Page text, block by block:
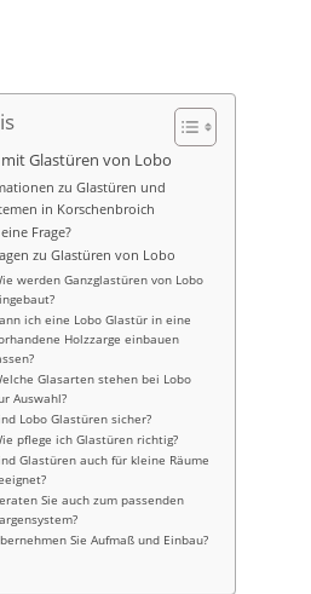
Glastüren von Lobo
zu Glastüren und
in Korschenbroich
Frage?
zu Glastüren von Lobo
werden Ganzglastüren von Lobo
ich eine Lobo Glastür in eine
Holzzarge einbauen
Glasarten stehen bei Lobo
Auswahl?
Lobo Glastüren sicher?
pflege ich Glastüren richtig?
Glastüren auch für kleine Räume
Sie auch zum passenden
Sie Aufmaß und Einbau?